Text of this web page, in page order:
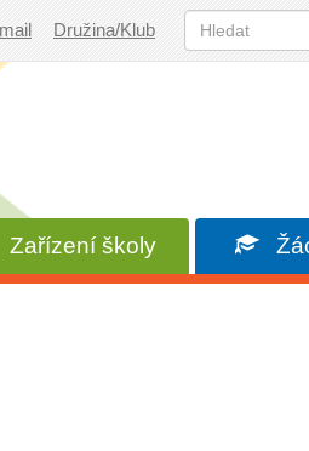
Družina/Klub
Zařízení školy